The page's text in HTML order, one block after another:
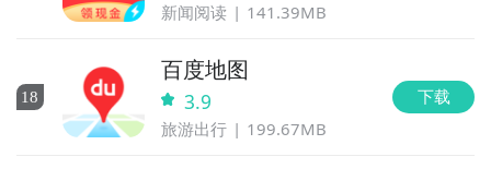
新闻阅读 141.39MB
18
百度地图
3.9
旅游出行 199.67MB
下载